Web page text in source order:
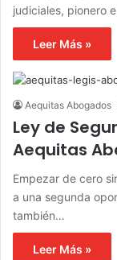
judiciales, pionero
Leer Más »
Aequitas Abogados
Ley de
Aequitas
Empezar de cero
a una segunda
también…
Leer Más »